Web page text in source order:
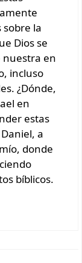
la
Dios se
en
incluso
¿Dónde,
en
estas
a
donde
bíblicos.